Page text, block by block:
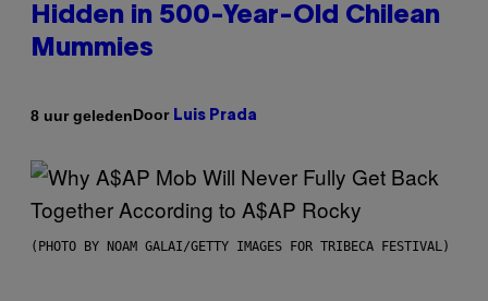
Hidden in 500-Year-Old Chilean
Mummies
8 uur geledenDoor Luis Prada
(PHOTO BY NOAM GALAI/GETTY IMAGES FOR TRIBECA FESTIVAL)